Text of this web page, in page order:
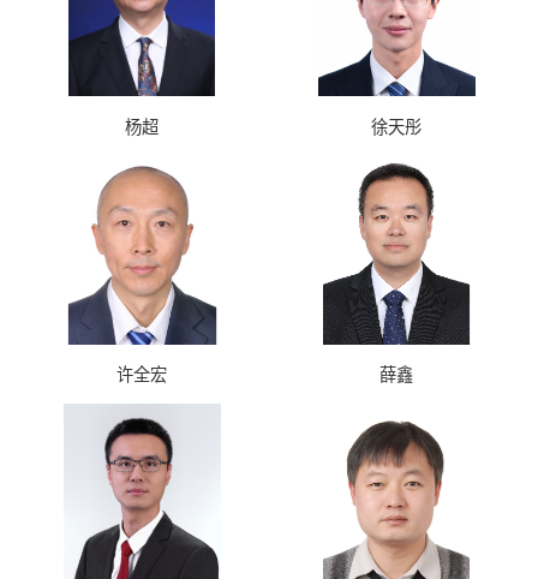
杨超 徐天彤
许全宏 薛鑫